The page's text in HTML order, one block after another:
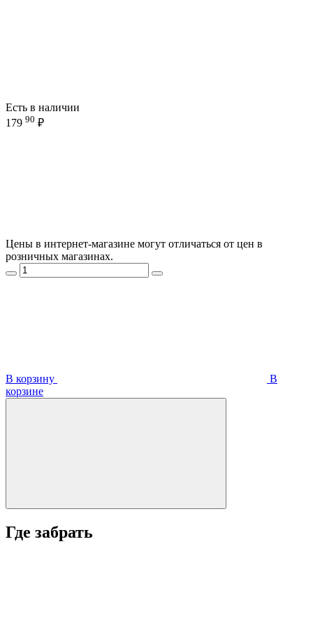
Есть в наличии
179 90 ₽
Цены в интернет-магазине могут отличаться от цен в
розничных магазинах.
В корзину
В
корзинe
Где забрать